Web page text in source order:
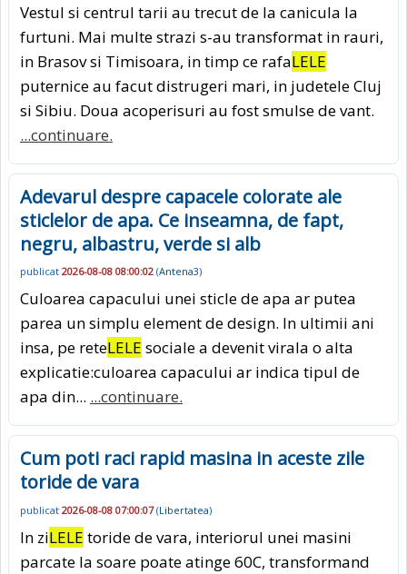
Vestul si centrul tarii au trecut de la canicula la
furtuni. Mai multe strazi s-au transformat in rauri,
in Brasov si Timisoara, in timp ce rafaLELE
puternice au facut distrugeri mari, in judetele Cluj
si Sibiu. Doua acoperisuri au fost smulse de vant.
...continuare.
Adevarul despre capacele colorate ale
sticlelor de apa. Ce inseamna, de fapt,
negru, albastru, verde si alb
publicat 2026-08-08 08:00:02 (Antena3)
Culoarea capacului unei sticle de apa ar putea
parea un simplu element de design. In ultimii ani
insa, pe reteLELE sociale a devenit virala o alta
explicatie:culoarea capacului ar indica tipul de
apa din... ...continuare.
Cum poti raci rapid masina in aceste zile
toride de vara
publicat 2026-08-08 07:00:07(Libertatea)
In ziLELE toride de vara, interiorul unei masini
parcate la soare poate atinge 60C, transformand